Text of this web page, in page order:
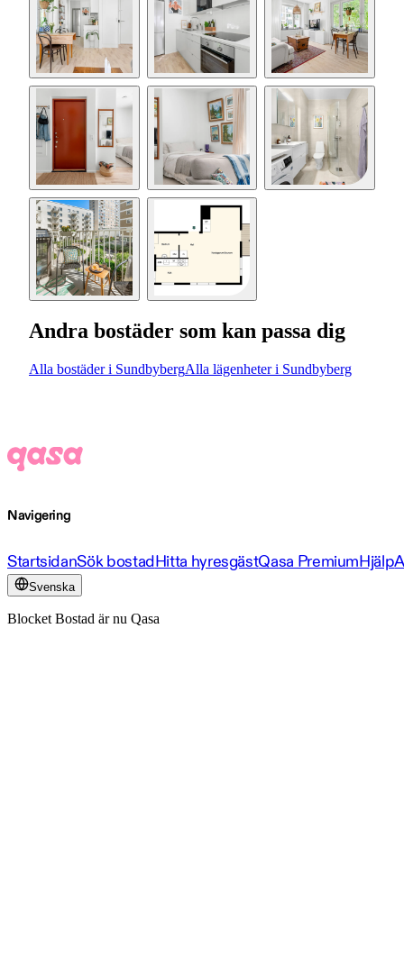
Andra bostäder som kan passa dig
Alla bostäder i SundbybergAlla lägenheter i Sundbyberg
Navigering
StartsidanSök bostadHitta hyresgästQasa PremiumHjälp
Svenska
Blocket Bostad är nu Qasa